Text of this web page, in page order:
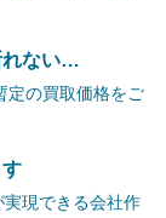
れない…
定の買取価格をご
現できる会社作